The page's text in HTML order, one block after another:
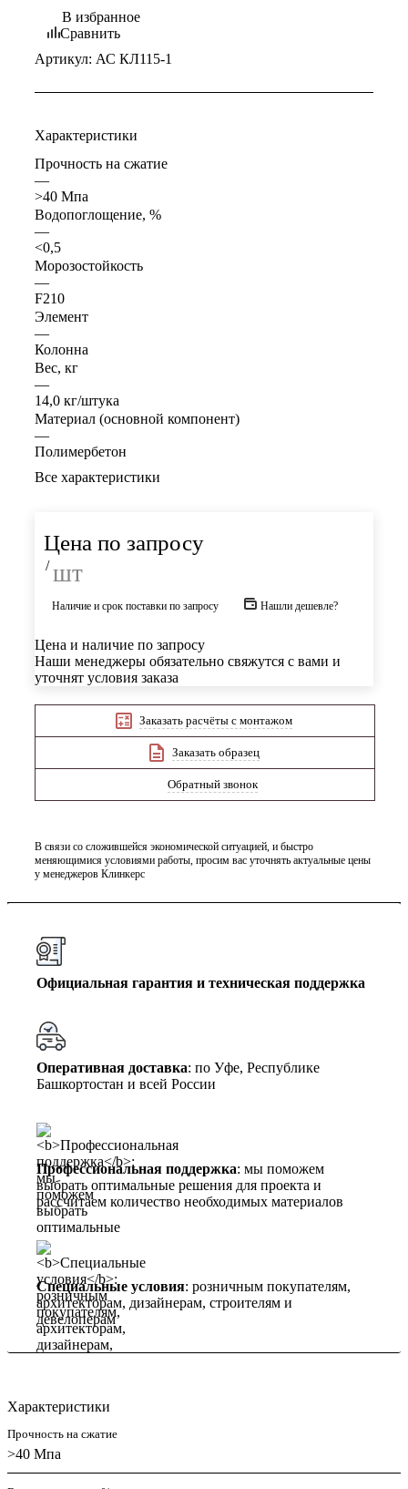
В избранное
Сравнить
Артикул: АС КЛ115-1
Характеристики
Прочность на сжатие
—
>40 Мпа
Водопоглощение, %
—
<0,5
Морозостойкость
—
F210
Элемент
—
Колонна
Вес, кг
—
14,0 кг/штука
Материал (основной компонент)
—
Полимербетон
Все характеристики
Цена по запросу
/ шт
Наличие и срок поставки по запросу Нашли дешевле?
Цена и наличие по запросу
Наши менеджеры обязательно свяжутся с вами и
уточнят условия заказа
Заказать расчёты с монтажом
Заказать образец
Обратный звонок
В связи со сложившейся экономической ситуацией, и быстро
меняющимися условиями работы, просим вас уточнять актуальные цены
у менеджеров Клинкерс
Официальная гарантия и техническая поддержка
Оперативная доставка: по Уфе, Республике
Башкортостан и всей России
Профессиональная поддержка: мы поможем
выбрать оптимальные решения для проекта и
рассчитаем количество необходимых материалов
Специальные условия: розничным покупателям,
архитекторам, дизайнерам, строителям и
девелоперам
Характеристики
Прочность на сжатие
>40 Мпа